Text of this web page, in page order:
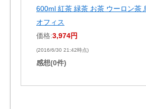
600ml 紅茶 緑茶 お茶 ウーロン茶
オフィス
価格:3,974円
(2016/6/30 21:42時点)
感想(0件)